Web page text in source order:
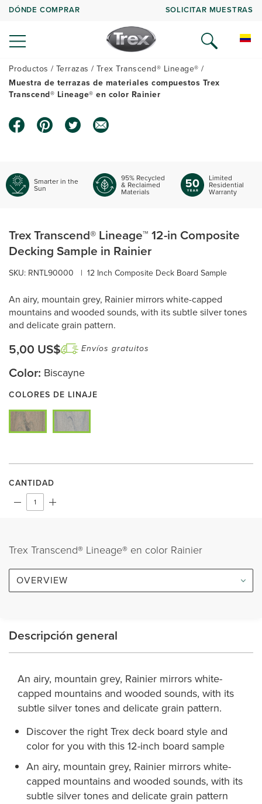
DÓNDE COMPRAR SOLICITAR MUESTRAS
Productos Terrazas
Trex Transcend® Lineage®
Muestra de terrazas de materiales compuestos Trex
Transcend® Lineage® en color Rainier
Smarter in the
Sun
95% Recycled
& Reclaimed
Materials
Limited
Residential
Warranty
Trex Transcend® Lineage™ 12-in Composite
Decking Sample in Rainier
SKU: RNTL90000 | 12 Inch Composite Deck Board Sample
An airy, mountain grey, Rainier mirrors white-capped
mountains and wooded sounds, with its subtle silver tones
and delicate grain pattern.
5,00 US$ Envíos gratuitos
Color: Biscayne
COLORES DE LINAJE
CANTIDAD
Trex Transcend® Lineage® en color Rainier
OVERVIEW
Descripción general
An airy, mountain grey, Rainier mirrors white-
capped mountains and wooded sounds, with its
subtle silver tones and delicate grain pattern.
Discover the right Trex deck board style and
color for you with this 12-inch board sample
An airy, mountain grey, Rainier mirrors white-
capped mountains and wooded sounds, with its
subtle silver tones and delicate grain pattern